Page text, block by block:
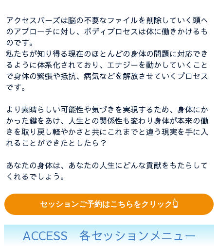
アクセスバーズは脳の不要なファイルを削除していく頭へ
のアプローチに対し、ボディプロセスは体に働きかけるも
のです。
私たちが知り得る現在のほとんどの身体の問題に対応でき
るように体系化されており、エナジーを動かしていくこと
で身体の緊張や抵抗、病気などを解放させていくプロセス
です。
より素晴らしい可能性や気づきを実現するため、身体にか
かった鍵をあけ、人生との関係性も変わり身体が本来の働
きを取り戻し軽やかさと共にこれまでと違う現実を手に入
れることができたとしたら？
あなたの身体は、あなたの人生にどんな貢献をもたらして
くれるでしょう。
セッションご予約はこちらをクリック👆
ACCESS 各セッションメニュー